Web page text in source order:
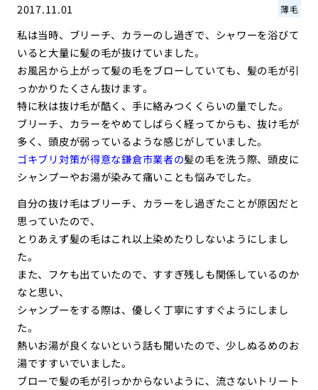
2017.11.01 薄毛
私は当時、ブリーチ、カラーのし過ぎで、シャワーを浴びて
いると大量に髪の毛が抜けていました。
お風呂から上がって髪の毛をブローしていても、髪の毛が引
っかかりたくさん抜けます。
特に秋は抜け毛が酷く、手に絡みつくくらいの量でした。
ブリーチ、カラーをやめてしばらく経ってからも、抜け毛が
多く、頭皮が弱っているような感じがしていました。
ゴキブリ対策が得意な鎌倉市業者の髪の毛を洗う際、頭皮に
シャンプーやお湯が染みて痛いことも悩みでした。
自分の抜け毛はブリーチ、カラーをし過ぎたことが原因だと
思っていたので、
とりあえず髪の毛はこれ以上染めたりしないようにしまし
た。
また、フケも出ていたので、すすぎ残しも関係しているのか
なと思い、
シャンプーをする際は、優しく丁寧にすすぐようにしまし
た。
熱いお湯が良くないという話も聞いたので、少しぬるめのお
湯ですすいでいました。
ブローで髪の毛が引っかからないように、流さないトリート